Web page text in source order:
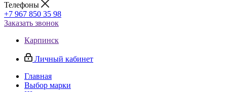
Телефоны
+7 967 850 35 98
Заказать звонок
Карпинск
Личный кабинет
Главная
Выбор марки